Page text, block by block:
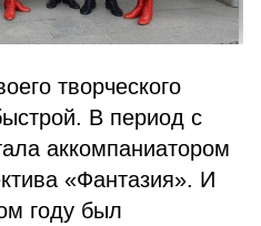
творческого
В период с
аккомпаниатором
«Фантазия». И
году был